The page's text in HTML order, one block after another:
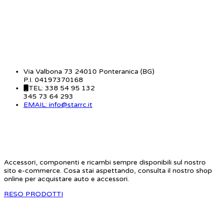
Via Valbona 73 24010 Ponteranica (BG)
P.I. 04197370168
TEL: 338 54 95 132
345 73 64 293
EMAIL: info@starrc.it
Accessori, componenti e ricambi sempre disponibili sul nostro
sito e-commerce. Cosa stai aspettando, consulta il nostro shop
online per acquistare auto e accessori.
RESO PRODOTTI